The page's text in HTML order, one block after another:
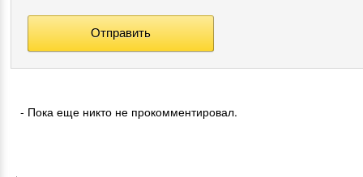
- Пока еще никто не прокомментировал.